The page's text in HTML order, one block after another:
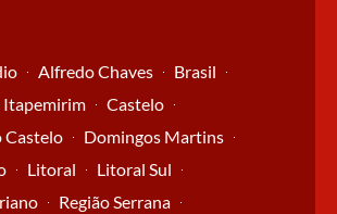
Alfredo Chaves
Brasil
Itapemirim
Castelo
Castelo
Domingos Martins
Litoral
Litoral Sul
Região Serrana